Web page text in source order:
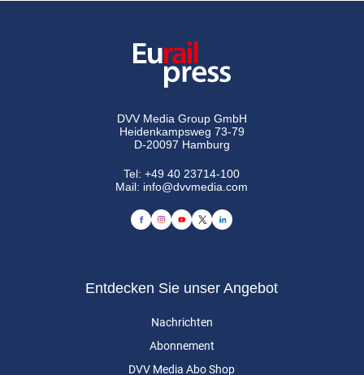
DVV Media Group GmbH
Heidenkampsweg 73-79
D-20097 Hamburg
Tel:+49 40 23714-100
Mail: info@dvvmedia.com
Entdecken Sie unser Angebot
Nachrichten
Abonnement
DVV Media Abo Shop